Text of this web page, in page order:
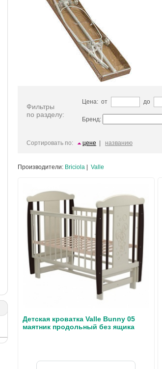
Фильтры
по разделу:
Цена: от до
Бренд:
Сортировать по: цене названию
Производители: Briciola Valle
Детская кроватка Valle Bunny 05
маятник продольный без ящика